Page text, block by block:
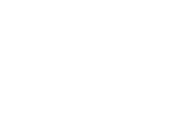
berbagai kiriman
tidak boleh sesuatu yang
dan pornoaksi, SARA,
etnisitas pihak lain.
yang dikirim sepenuhnya ada